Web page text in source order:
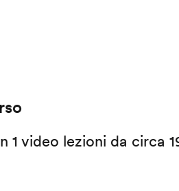
1 video lezioni da circa